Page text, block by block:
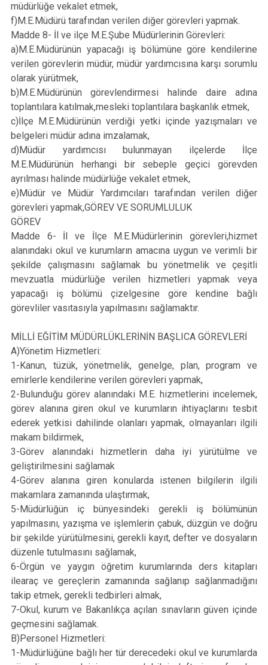
müdürlüğe vekalet etmek,
f)M.E.Müdürü tarafından verilen diğer görevleri yapmak.
Madde 8- İl ve ilçe M.E.Şube Müdürlerinin Görevleri:
a)M.E.Müdürünün yapacağı iş bölümüne göre kendilerine
verilen görevlerin müdür, müdür yardımcısına karşı sorumlu
olarak yürütmek,
b)M.E.Müdürünün görevlendirmesi halinde daire adına
toplantılara katılmak,mesleki toplantılara başkanlık etmek,
c)İlçe M.E.Müdürünün verdiği yetki içinde yazışmaları ve
belgeleri müdür adına imzalamak,
d)Müdür yardımcısı bulunmayan ilçelerde İlçe
M.E.Müdürünün herhangi bir sebeple geçici görevden
ayrılması halinde müdürlüğe vekalet etmek,
e)Müdür ve Müdür Yardımcıları tarafından verilen diğer
görevleri yapmak,GÖREV VE SORUMLULUK
GÖREV
Madde 6- İl ve İlçe M.E.Müdürlerinin görevleri,hizmet
alanındaki okul ve kurumların amacına uygun ve verimli bir
şekilde çalışmasını sağlamak bu yönetmelik ve çeşitli
mevzuatla müdürlüğe verilen hizmetleri yapmak veya
yapacağı iş bölümü çizelgesine göre kendine bağlı
görevliler vasıtasıyla yapılmasını sağlamaktır.
MİLLİ EĞİTİM MÜDÜRLÜKLERİNİN BAŞLICA GÖREVLERİ
A)Yönetim Hizmetleri:
1-Kanun, tüzük, yönetmelik, genelge, plan, program ve
emirlerle kendilerine verilen görevleri yapmak,
2-Bulunduğu görev alanındaki M.E. hizmetlerini incelemek,
görev alanına giren okul ve kurumların ihtiyaçlarını tesbit
ederek yetkisi dahilinde olanları yapmak, olmayanları ilgili
makam bildirmek,
3-Görev alanındaki hizmetlerin daha iyi yürütülme ve
geliştirilmesini sağlamak
4-Görev alanına giren konularda istenen bilgilerin ilgili
makamlara zamanında ulaştırmak,
5-Müdürlüğün iç bünyesindeki gerekli iş bölümünün
yapılmasını, yazışma ve işlemlerin çabuk, düzgün ve doğru
bir şekilde yürütülmesini, gerekli kayıt, defter ve dosyaların
düzenle tutulmasını sağlamak,
6-Örgün ve yaygın öğretim kurumlarında ders kitapları
ilearaç ve gereçlerin zamanında sağlanıp sağlanmadığını
takip etmek, gerekli tedbirleri almak,
7-Okul, kurum ve Bakanlıkça açılan sınavların güven içinde
geçmesini sağlamak.
B)Personel Hizmetleri:
1-Müdürlüğüne bağlı her tür derecedeki okul ve kurumlarda